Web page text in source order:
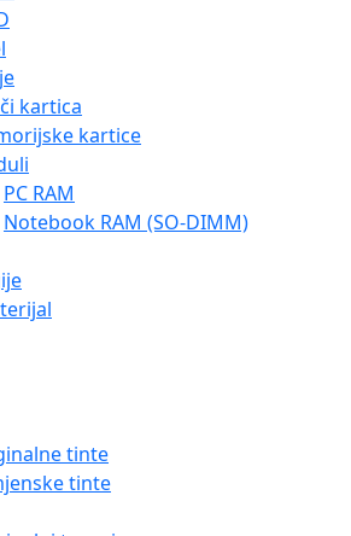
kartica
kartice
PC RAM
Notebook RAM (SO-DIMM)
tinte
tinte